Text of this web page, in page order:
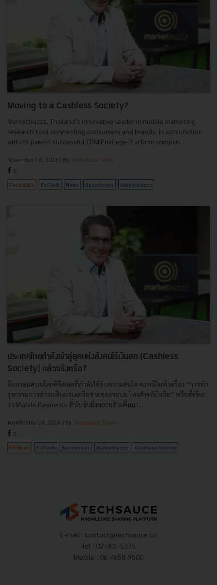
Moving to a Cashless Society?
Marketbuzzz, Thailand’s innovative leader in mobile marketing
research tool connecting consumers and brands, in conjunction
with its parent successful CRM Privilege Platform compan...
November 14, 2016 | By Techsauce Team
0
Tech & Biz FinTech News Buzzebees Marketbuzzz
ประเทศไทยกำลังเข้าสู่ยุคแห่งสังคมไร้เงินสด (Cashless
Society) แล้วจริงหรือ?
อีกกระแสบนโลกดิจิตอลที่กำลังได้รับความสนใจ คงหนีไม่พ้นเรื่อง “การทำ
ธุรกรรมการชำระเงินผ่านเครือข่ายของระบบโทรศัพท์มือถือ” หรือที่เรียก
ว่า Mobile Payments ที่นับวันยิ่งขยายตัวเพิ่มมา...
พฤศจิกายน 14, 2016 | By Techsauce Team
0
PR News FinTech Buzzebees Marketbuzzz Cashless Society
E-mail : contact@techsauce.co
Tel : 02-001-5375
Mobile : 06-4658-9500